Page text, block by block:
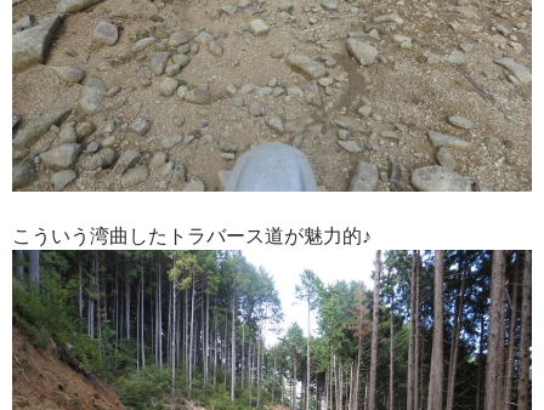
こういう湾曲したトラバース道が魅力的♪